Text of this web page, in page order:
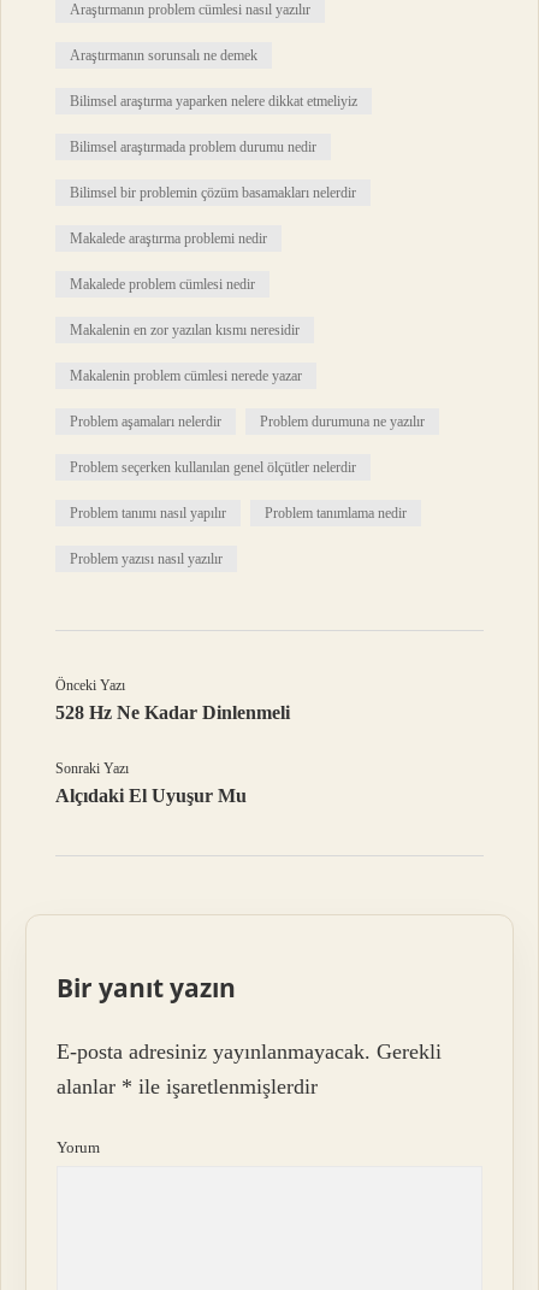
Araştırmanın problem cümlesi nasıl yazılır
Araştırmanın sorunsalı ne demek
Bilimsel araştırma yaparken nelere dikkat etmeliyiz
Bilimsel araştırmada problem durumu nedir
Bilimsel bir problemin çözüm basamakları nelerdir
Makalede araştırma problemi nedir
Makalede problem cümlesi nedir
Makalenin en zor yazılan kısmı neresidir
Makalenin problem cümlesi nerede yazar
Problem aşamaları nelerdir Problem durumuna ne yazılır
Problem seçerken kullanılan genel ölçütler nelerdir
Problem tanımı nasıl yapılır Problem tanımlama nedir
Problem yazısı nasıl yazılır
Önceki Yazı
528 Hz Ne Kadar Dinlenmeli
Sonraki Yazı
Alçıdaki El Uyuşur Mu
Bir yanıt yazın
E-posta adresiniz yayınlanmayacak. Gerekli
alanlar * ile işaretlenmişlerdir
Yorum